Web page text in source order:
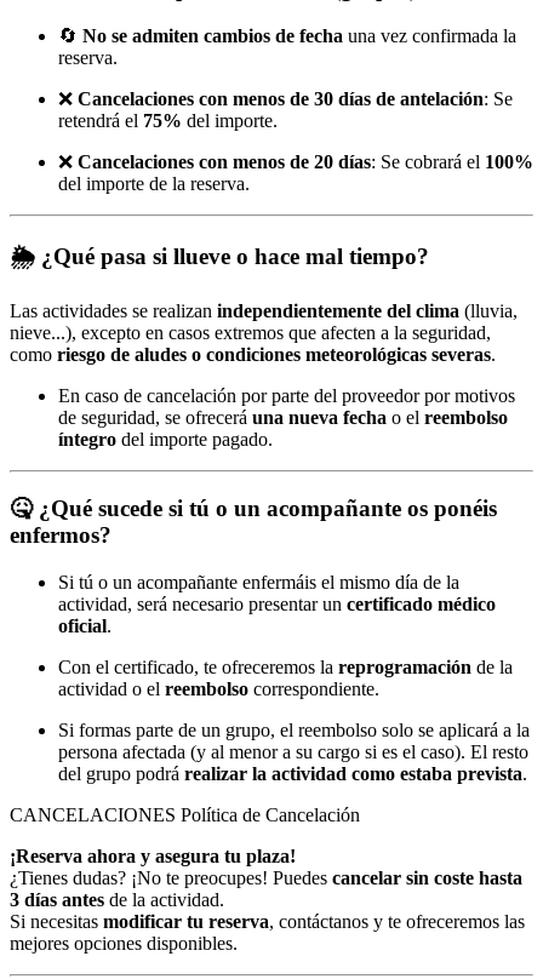
🔄 No se admiten cambios de fecha una vez confirmada la
reserva.
❌ Cancelaciones con menos de 30 días de antelación: Se
retendrá el 75% del importe.
❌ Cancelaciones con menos de 20 días: Se cobrará el 100%
del importe de la reserva.
🌦️ ¿Qué pasa si llueve o hace mal tiempo?
Las actividades se realizan independientemente del clima (lluvia,
nieve...), excepto en casos extremos que afecten a la seguridad,
como riesgo de aludes o condiciones meteorológicas severas.
En caso de cancelación por parte del proveedor por motivos
de seguridad, se ofrecerá una nueva fecha o el reembolso
íntegro del importe pagado.
🤒 ¿Qué sucede si tú o un acompañante os ponéis
enfermos?
Si tú o un acompañante enfermáis el mismo día de la
actividad, será necesario presentar un certificado médico
oficial.
Con el certificado, te ofreceremos la reprogramación de la
actividad o el reembolso correspondiente.
Si formas parte de un grupo, el reembolso solo se aplicará a la
persona afectada (y al menor a su cargo si es el caso). El resto
del grupo podrá realizar la actividad como estaba prevista.
CANCELACIONES Política de Cancelación
¡Reserva ahora y asegura tu plaza!
¿Tienes dudas? ¡No te preocupes! Puedes cancelar sin coste hasta
3 días antes de la actividad.
Si necesitas modificar tu reserva, contáctanos y te ofreceremos las
mejores opciones disponibles.